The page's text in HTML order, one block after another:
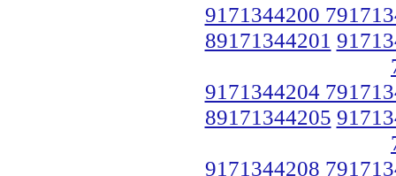
9171344200
89171344201
9171344204
89171344205
9171344208